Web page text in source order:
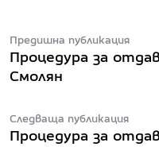
Предишна публикация
Процедура за
Смолян
Следваща публикация
Процедура за